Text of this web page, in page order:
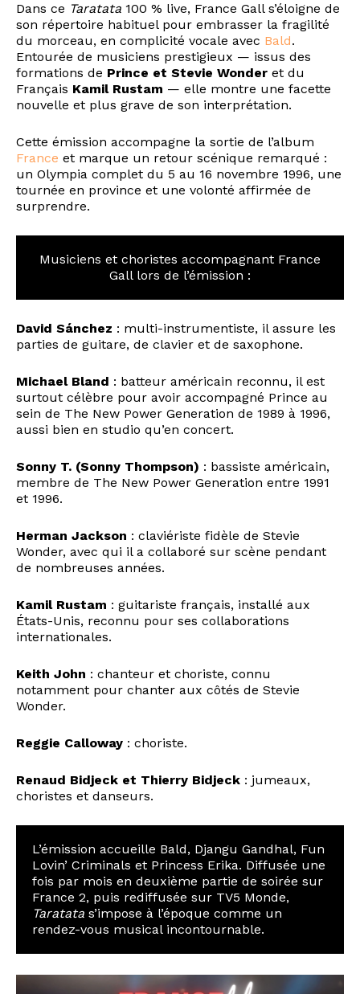
Dans ce Taratata 100 % live, France Gall s’éloigne de
son répertoire habituel pour embrasser la fragilité
du morceau, en complicité vocale avec Bald.
Entourée de musiciens prestigieux — issus des
formations de Prince et Stevie Wonder et du
Français Kamil Rustam — elle montre une facette
nouvelle et plus grave de son interprétation.
Cette émission accompagne la sortie de l’album
France et marque un retour scénique remarqué :
un Olympia complet du 5 au 16 novembre 1996, une
tournée en province et une volonté affirmée de
surprendre.
Musiciens et choristes accompagnant France
Gall lors de l’émission :
David Sánchez : multi-instrumentiste, il assure les
parties de guitare, de clavier et de saxophone.
Michael Bland : batteur américain reconnu, il est
surtout célèbre pour avoir accompagné Prince au
sein de The New Power Generation de 1989 à 1996,
aussi bien en studio qu’en concert.
Sonny T. (Sonny Thompson) : bassiste américain,
membre de The New Power Generation entre 1991
et 1996.
Herman Jackson : claviériste fidèle de Stevie
Wonder, avec qui il a collaboré sur scène pendant
de nombreuses années.
Kamil Rustam : guitariste français, installé aux
États-Unis, reconnu pour ses collaborations
internationales.
Keith John : chanteur et choriste, connu
notamment pour chanter aux côtés de Stevie
Wonder.
Reggie Calloway : choriste.
Renaud Bidjeck et Thierry Bidjeck : jumeaux,
choristes et danseurs.
L’émission accueille Bald, Djangu Gandhal, Fun
Lovin’ Criminals et Princess Erika. Diffusée une
fois par mois en deuxième partie de soirée sur
France 2, puis rediffusée sur TV5 Monde,
Taratata s’impose à l’époque comme un
rendez-vous musical incontournable.